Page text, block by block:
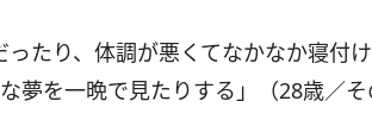
ったり、体調が悪くてなかなか寝付
夢を一晩で見たりする」（28歳／